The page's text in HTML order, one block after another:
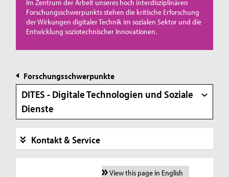
Im Zentrum der Arbeit unseres hoch interdisziplinä­ren
Forschungsschwerpunkts stehen die kritische Erforschung
der Wirkungen digitaler Technik im sozialen Sektor und die
Entwicklung soziotechnischer Innovationen.
Forschungsschwerpunkte
DITES - Digitale Technologien und Soziale
Dienste
Kontakt & Service
View this page in English